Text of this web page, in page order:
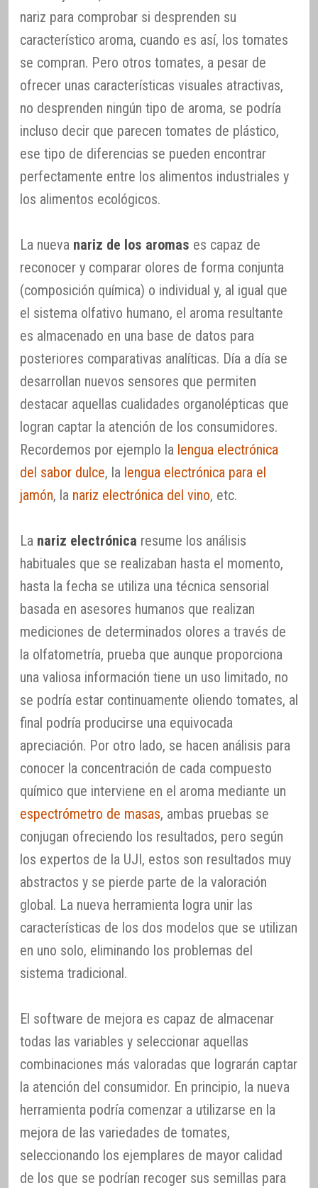
nariz para comprobar si desprenden su
característico aroma, cuando es así, los tomates
se compran. Pero otros tomates, a pesar de
ofrecer unas características visuales atractivas,
no desprenden ningún tipo de aroma, se podría
incluso decir que parecen tomates de plástico,
ese tipo de diferencias se pueden encontrar
perfectamente entre los alimentos industriales y
los alimentos ecológicos.
La nueva nariz de los aromas es capaz de
reconocer y comparar olores de forma conjunta
(composición química) o individual y, al igual que
el sistema olfativo humano, el aroma resultante
es almacenado en una base de datos para
posteriores comparativas analíticas. Día a día se
desarrollan nuevos sensores que permiten
destacar aquellas cualidades organolépticas que
logran captar la atención de los consumidores.
Recordemos por ejemplo la lengua electrónica
del sabor dulce, la lengua electrónica para el
jamón, la nariz electrónica del vino, etc.
La nariz electrónica resume los análisis
habituales que se realizaban hasta el momento,
hasta la fecha se utiliza una técnica sensorial
basada en asesores humanos que realizan
mediciones de determinados olores a través de
la olfatometría, prueba que aunque proporciona
una valiosa información tiene un uso limitado, no
se podría estar continuamente oliendo tomates, al
final podría producirse una equivocada
apreciación. Por otro lado, se hacen análisis para
conocer la concentración de cada compuesto
químico que interviene en el aroma mediante un
espectrómetro de masas, ambas pruebas se
conjugan ofreciendo los resultados, pero según
los expertos de la UJI, estos son resultados muy
abstractos y se pierde parte de la valoración
global. La nueva herramienta logra unir las
características de los dos modelos que se utilizan
en uno solo, eliminando los problemas del
sistema tradicional.
El software de mejora es capaz de almacenar
todas las variables y seleccionar aquellas
combinaciones más valoradas que lograrán captar
la atención del consumidor. En principio, la nueva
herramienta podría comenzar a utilizarse en la
mejora de las variedades de tomates,
seleccionando los ejemplares de mayor calidad
de los que se podrían recoger sus semillas para